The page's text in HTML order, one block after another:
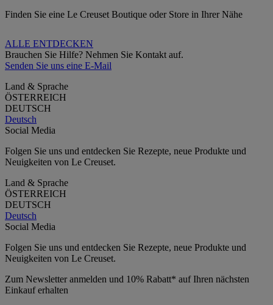
Finden Sie eine Le Creuset Boutique oder Store in Ihrer Nähe
ALLE ENTDECKEN
Brauchen Sie Hilfe? Nehmen Sie Kontakt auf.
Senden Sie uns eine E-Mail
Land & Sprache
ÖSTERREICH
DEUTSCH
Deutsch
Social Media
Folgen Sie uns und entdecken Sie Rezepte, neue Produkte und
Neuigkeiten von Le Creuset.
Land & Sprache
ÖSTERREICH
DEUTSCH
Deutsch
Social Media
Folgen Sie uns und entdecken Sie Rezepte, neue Produkte und
Neuigkeiten von Le Creuset.
Zum Newsletter anmelden und 10% Rabatt* auf Ihren nächsten
Einkauf erhalten